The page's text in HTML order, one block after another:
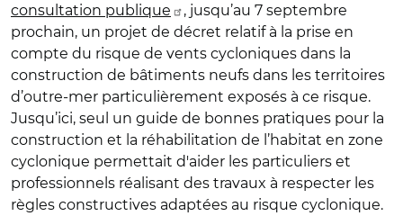
consultation publique
, jusqu’au 7 septembre
prochain, un projet de décret relatif à la prise en
compte du risque de vents cycloniques dans la
construction de bâtiments neufs dans les territoires
d’outre-mer particulièrement exposés à ce risque.
Jusqu’ici, seul un guide de bonnes pratiques pour la
construction et la réhabilitation de l’habitat en zone
cyclonique permettait d'aider les particuliers et
professionnels réalisant des travaux à respecter les
règles constructives adaptées au risque cyclonique.